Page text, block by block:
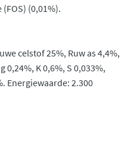
(0,01%).
celstof 25%, Ruw as 4,4%,
0,24%, K 0,6%, S 0,033%,
Energiewaarde: 2.300